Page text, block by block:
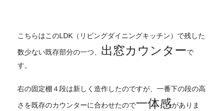
こちらはこのLDK（リビングダイニングキッチン）で残した
数少ない既存部分の一つ、 出窓カウンターで
す。
右の固定棚４段は新しく造作したのですが、一番下の段の高
さを既存のカウンターに合わせたので一体感がありま